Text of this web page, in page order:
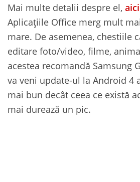
Mai multe detalii despre el, aici
Aplicațiile Office merg mult
mare. De asemenea, chestiile
editare foto/video, filme,
acestea recomandă Samsung
va veni update-ul la Android 4
mai bun decât ceea ce există
mai durează un pic.